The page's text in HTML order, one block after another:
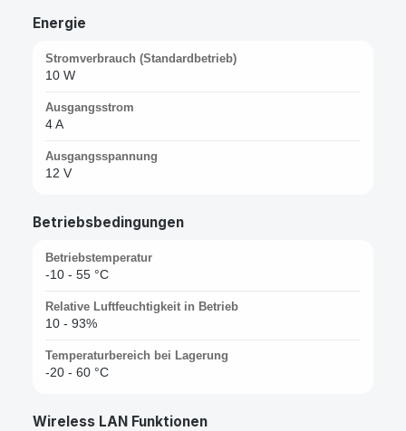
Energie
Stromverbrauch (Standardbetrieb)
10 W
Ausgangsstrom
4 A
Ausgangsspannung
12 V
Betriebsbedingungen
Betriebstemperatur
-10 - 55 °C
Relative Luftfeuchtigkeit in Betrieb
10 - 93%
Temperaturbereich bei Lagerung
-20 - 60 °C
Wireless LAN Funktionen